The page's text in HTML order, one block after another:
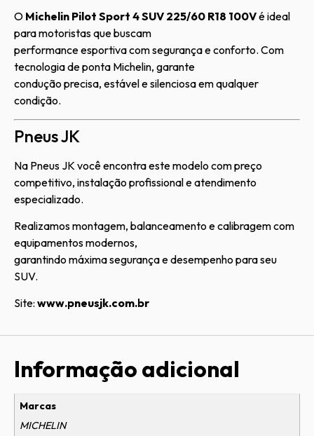
O Michelin Pilot Sport 4 SUV 225/60 R18 100Vé ideal
para motoristas que buscam
performance esportiva com segurança e conforto. Com
tecnologia de ponta Michelin, garante
condução precisa, estável e silenciosa em qualquer
condição.
Pneus JK
Na Pneus JK você encontra este modelo com preço
competitivo, instalação profissional e atendimento
especializado.
Realizamos montagem, balanceamento e calibragem com
equipamentos modernos,
garantindo máxima segurança e desempenho para seu
SUV.
Site: www.pneusjk.com.br
Informação adicional
Marcas
MICHELIN